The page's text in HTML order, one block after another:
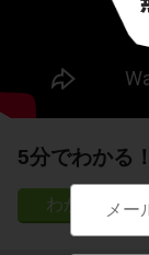
5分でわかる